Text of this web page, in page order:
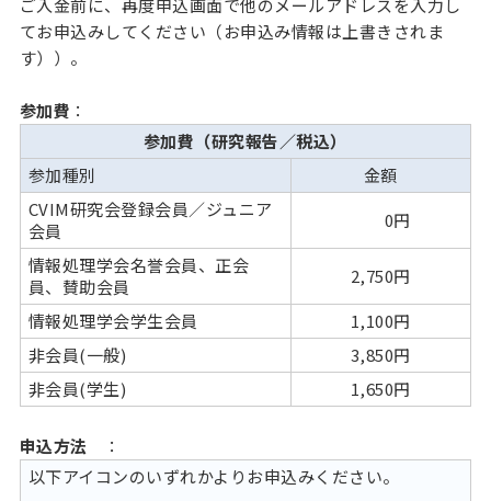
ご入金前に、再度申込画面で他のメールアドレスを入力し
てお申込みしてください（お申込み情報は上書きされま
す））。
参加費 ：
参加費（研究報告／税込）
参加種別
金額
CVIM研究会登録会員／ジュニア
会員
0円
情報処理学会名誉会員、正会
員、賛助会員
2,750円
情報処理学会学生会員
1,100円
非会員(一般)
3,850円
非会員(学生)
1,650円
申込方法 ：
以下アイコンのいずれかよりお申込みください。